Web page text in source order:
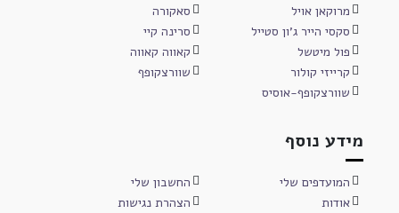
מרוקאן אויל
סאקורה
סקסי הייר ג'ון סטייל
סרינה קיי
פול מיטשל
קאווה קאווה
קרייזי קולור
שוורצקופף
שוורצקופף-אוסיס
מידע נוסף
המועדפים שלי
החשבון שלי
אודות
הצהרת נגישות